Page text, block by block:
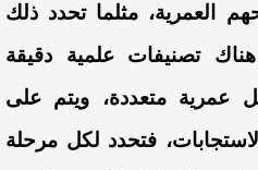
العمرية، مثلما تحدد ذلك
تصنيفات علمية دقيقة
عمرية متعددة، ويتم على
فتحدد لكل مرحلة